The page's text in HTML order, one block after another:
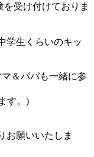
受け付けておりま
学生くらいのキッ
マ＆パパも一緒に参
す。)
お願いいたしま